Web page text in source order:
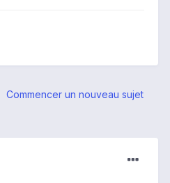
Commencer un nouveau sujet